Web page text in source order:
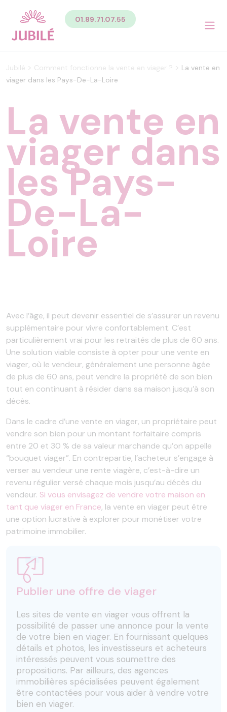
Contenu
Sommaire du contenu de la page
Menu
Pied de page
Menu principal Pied de page
Menu secondaire Pied de page
01.89.71.07.55
Jubilé Comment fonctionne la vente en viager ?
La vente en
viager dans les Pays-De-La-Loire
La vente en
viager dans
les Pays-
De-La-
Loire
Avec l’âge, il peut devenir essentiel de s’assurer un revenu
supplémentaire pour vivre confortablement. C’est
particulièrement vrai pour les retraités de plus de 60 ans.
Une solution viable consiste à opter pour une vente en
viager, où le vendeur, généralement une personne âgée
de plus de 60 ans, peut vendre la propriété de son bien
tout en continuant à résider dans sa maison jusqu’à son
décès.
Dans le cadre d’une vente en viager, un propriétaire peut
vendre son bien pour un montant forfaitaire compris
entre 20 et 30 % de sa valeur marchande qu’on appelle
“bouquet viager”. En contrepartie, l’acheteur s’engage à
verser au vendeur une rente viagère, c’est-à-dire un
revenu régulier versé chaque mois jusqu’au décès du
vendeur. Si vous envisagez de vendre votre maison en
tant que viager en France, la vente en viager peut être
une option lucrative à explorer pour monétiser votre
patrimoine immobilier.
Publier une offre de viager
Les sites de vente en viager vous offrent la
possibilité de passer une annonce pour la vente
de votre bien en viager. En fournissant quelques
détails et photos, les investisseurs et acheteurs
intéressés peuvent vous soumettre des
propositions. Par ailleurs, des agences
immobilières spécialisées peuvent également
être contactées pour vous aider à vendre votre
bien en viager.